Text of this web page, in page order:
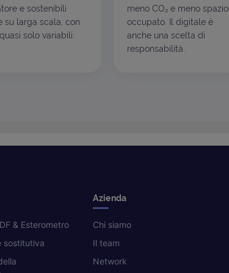
e sostenibili
su larga scala, con
solo variabili.
meno CO₂ e meno spazio
occupato. Il digitale è
anche una scelta di
responsabilità.
& Esterometro
sostitutiva
Azienda
Chi siamo
Il team
Network